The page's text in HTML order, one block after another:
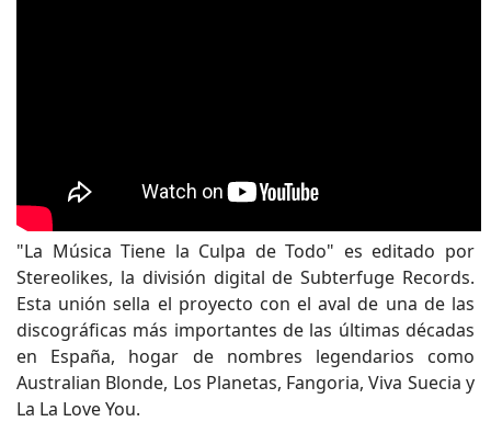
"La Música Tiene la Culpa de Todo" es editado por
Stereolikes, la división digital de Subterfuge Records.
Esta unión sella el proyecto con el aval de una de las
discográficas más importantes de las últimas décadas
en España, hogar de nombres legendarios como
Australian Blonde, Los Planetas, Fangoria, Viva Suecia y
La La Love You.